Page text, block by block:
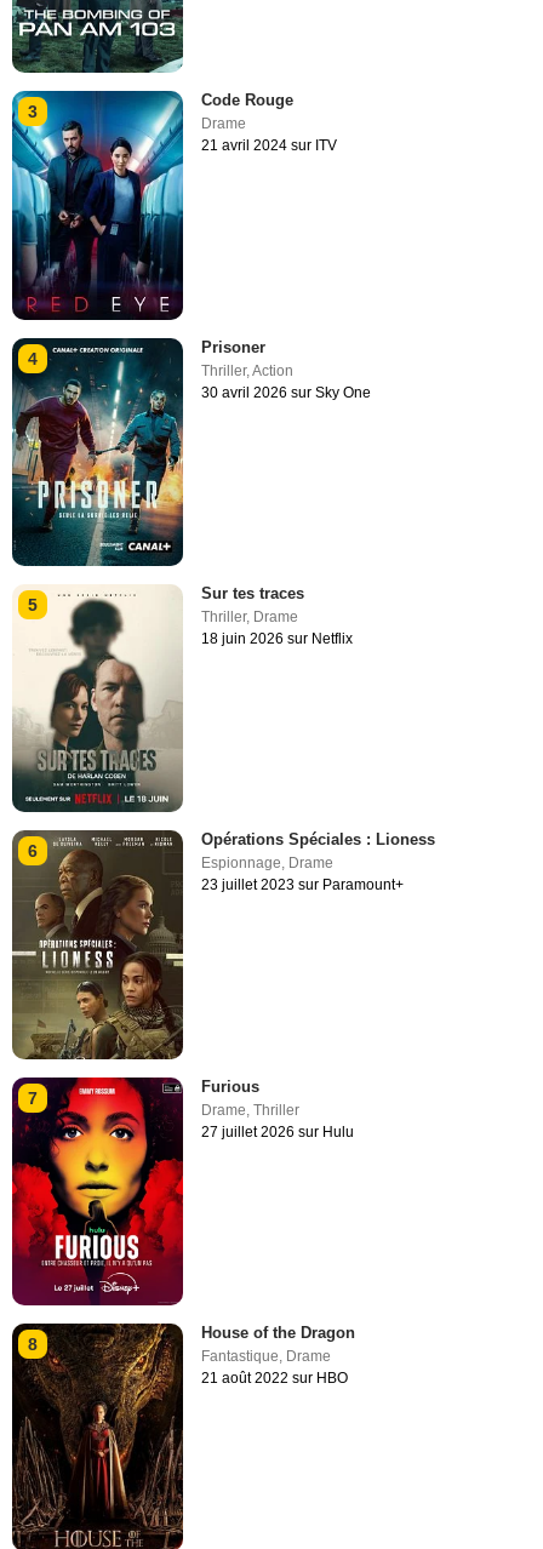
3
Code Rouge
Drame
21 avril 2024 sur ITV
4
Prisoner
Thriller,Action
30 avril 2026 sur Sky One
5
Sur tes traces
Thriller, Drame
18 juin 2026 sur Netflix
6
Opérations Spéciales : Lioness
Espionnage, Drame
23 juillet 2023 sur Paramount+
7
Furious
Drame ,Thriller
27 juillet 2026 sur Hulu
8
House of the Dragon
Fantastique, Drame
21 août 2022 sur HBO